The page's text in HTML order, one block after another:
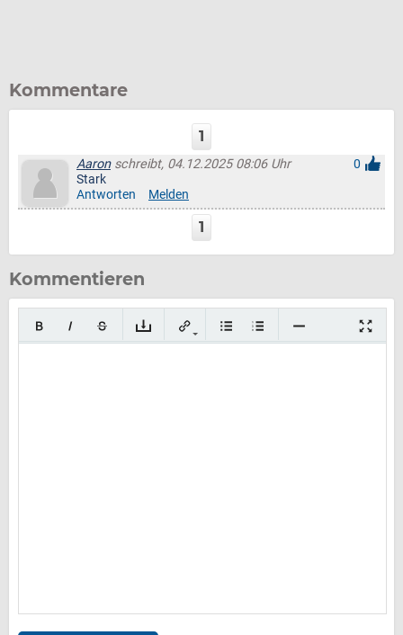
Kommentare
1
Aaronschreibt, 04.12.2025 08:06 Uhr
0
Stark
Antworten
Melden
1
Kommentieren